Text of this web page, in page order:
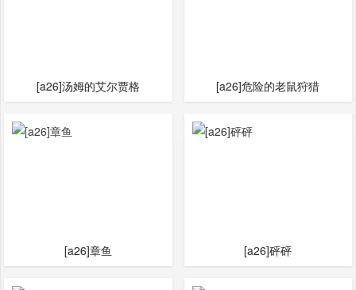
[a26]汤姆的艾尔贾格 [a26]危险的老鼠狩猎
[a26]章鱼 [a26]砰砰